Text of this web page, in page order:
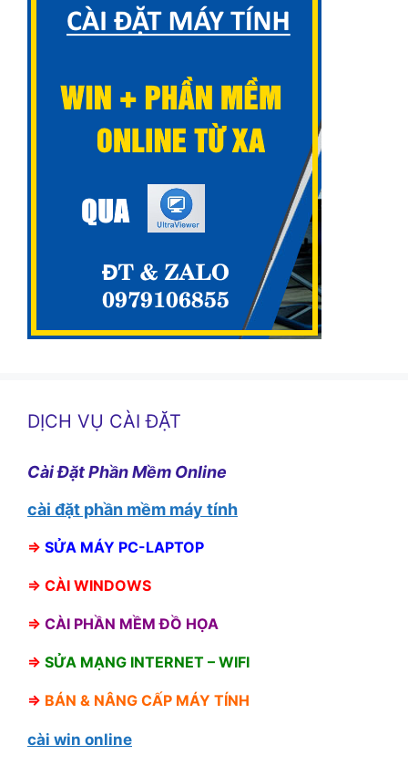
DỊCH VỤ CÀI ĐẶT
Cài Đặt Phần Mềm Online
cài đặt phần mềm máy tính
⇒ SỬA MÁY PC-LAPTOP
⇒ CÀI WINDOWS
⇒ CÀI PHẦN MỀM ĐỒ HỌA
⇒ SỬA MẠNG INTERNET – WIFI
⇒ BÁN & NÂNG CẤP MÁY TÍNH
cài win online